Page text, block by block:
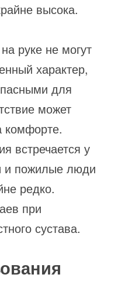
высока.
руке не могут
характер,
для
может
комфорте.
встречается у
и пожилые люди
редко.
при
сустава.